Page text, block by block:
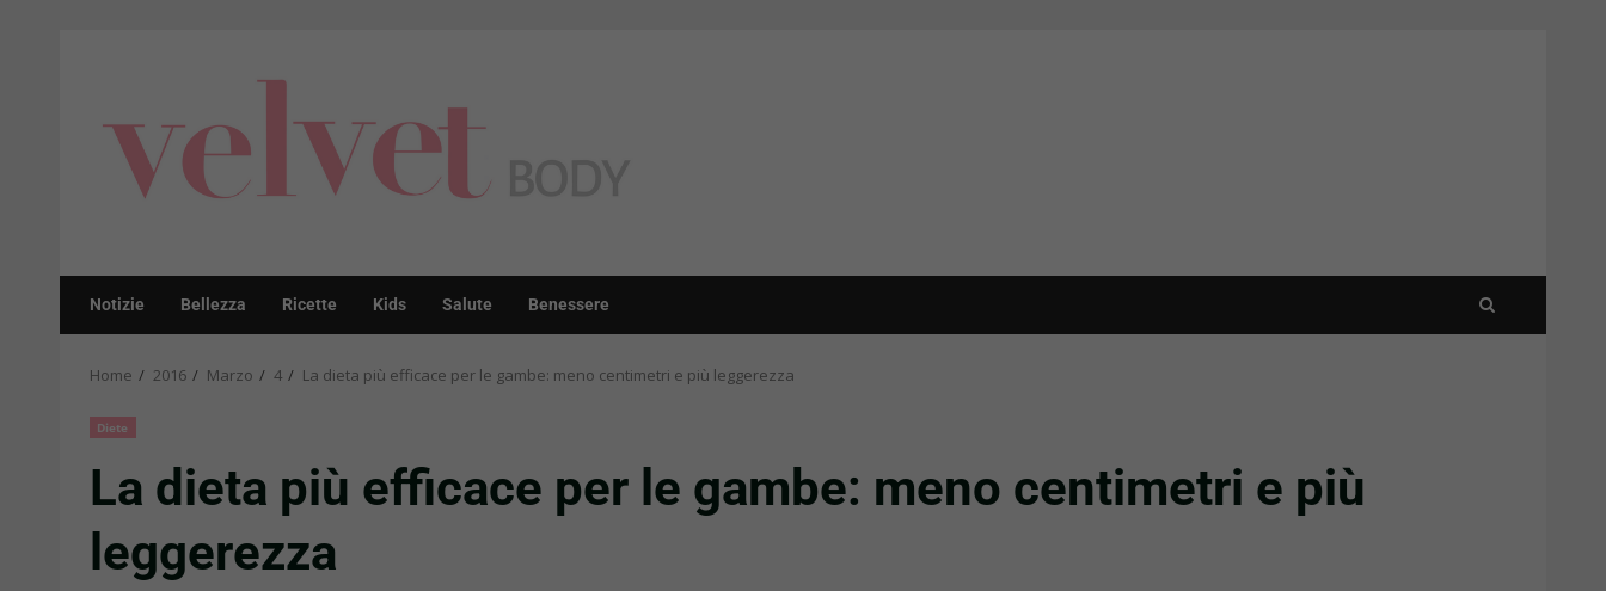
Notizie Bellezza Ricette Kids Salute Benessere
Home 2016 Marzo 4 La dieta più efficace per le gambe: meno centimetri e più leggerezza
Diete
La dieta più efficace per le gambe: meno centimetri e più
leggerezza